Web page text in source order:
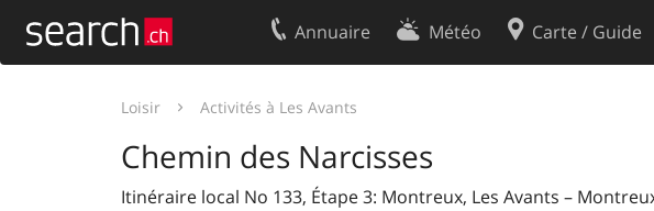
Annuaire Météo Carte / Guide
Loisir Activités à Les Avants
Chemin des Narcisses
Itinéraire local No 133, Étape 3: Montreux, Les Avants –
Votre inscription
Mentions Légales
Protection des données